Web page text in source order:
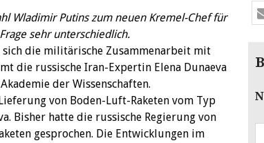
Wladimir Putins zum neuen Kremel-Chef für
sehr unterschiedlich.
die militärische Zusammenarbeit mit
die russische Iran-Expertin Elena Dunaeva
der Wissenschaften.
von Boden-Luft-Raketen vom Typ
Bisher hatte die russische Regierung von
gesprochen. Die Entwicklungen im